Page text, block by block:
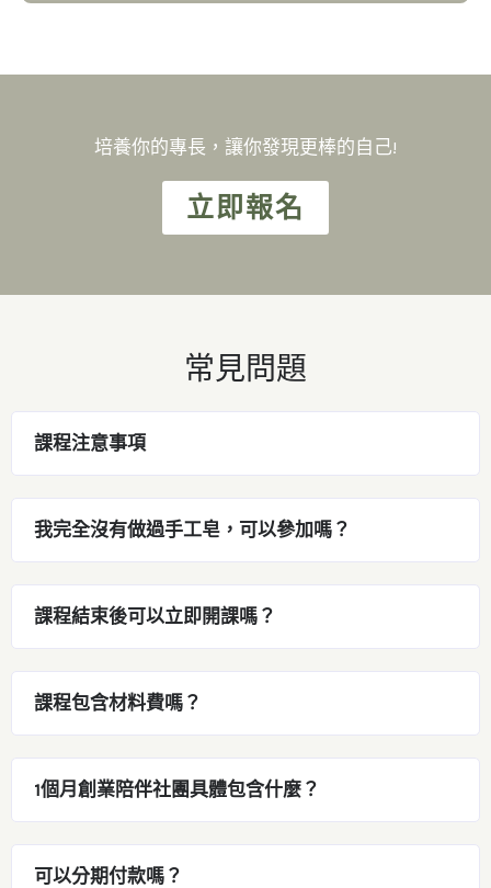
培養你的專長，讓你發現更棒的自己!
立即報名
常見問題
課程注意事項
我完全沒有做過手工皂，可以參加嗎？
課程結束後可以立即開課嗎？
課程包含材料費嗎？
1個月創業陪伴社團具體包含什麼？
可以分期付款嗎？